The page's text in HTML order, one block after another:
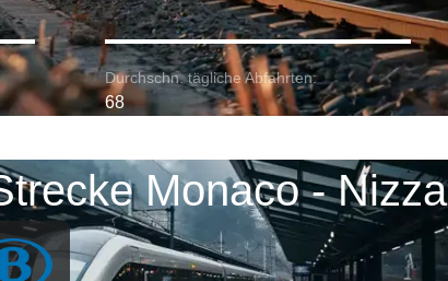
Durchschn. tägliche Abfahrten:
68
Monaco - Nizza